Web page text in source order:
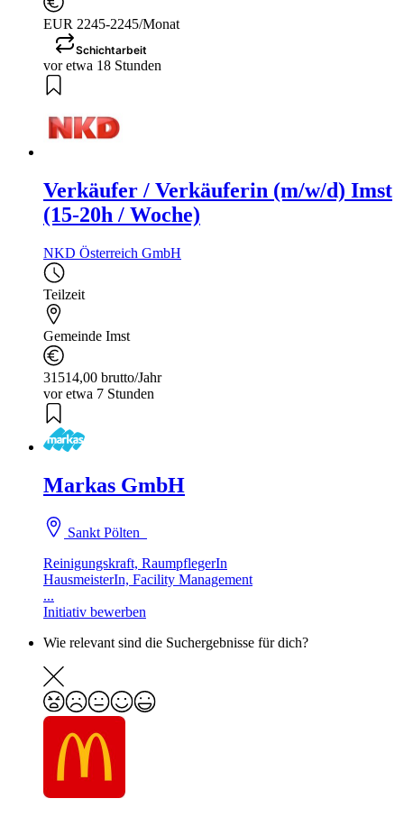
EUR 2245-2245/Monat
Schichtarbeit
vor etwa 18 Stunden
Verkäufer / Verkäuferin (m/w/d) Imst
(15-20h / Woche)
NKD Österreich GmbH
Teilzeit
Gemeinde Imst
31514,00 brutto/Jahr
vor etwa 7 Stunden
Markas GmbH
Sankt Pölten
Reinigungskraft, RaumpflegerIn
HausmeisterIn, Facility Management
...
Initiativ bewerben
Wie relevant sind die Suchergebnisse für dich?